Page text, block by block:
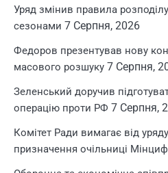
Уряд змінив правила розподілу
сезонами 7 Серпня, 2026
Федоров презентував нову
масового розшуку 7 Серпня,
Зеленський доручив
операцію проти РФ 7 Серпня,
Комітет Ради вимагає від
призначення очільниці